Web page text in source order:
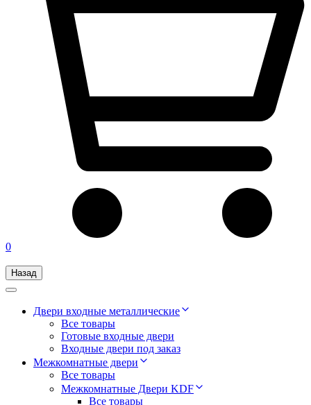
0
Назад
Двери входные металлические
Все товары
Готовые входные двери
Входные двери под заказ
Межкомнатные двери
Все товары
Межкомнатные Двери KDF
Все товары